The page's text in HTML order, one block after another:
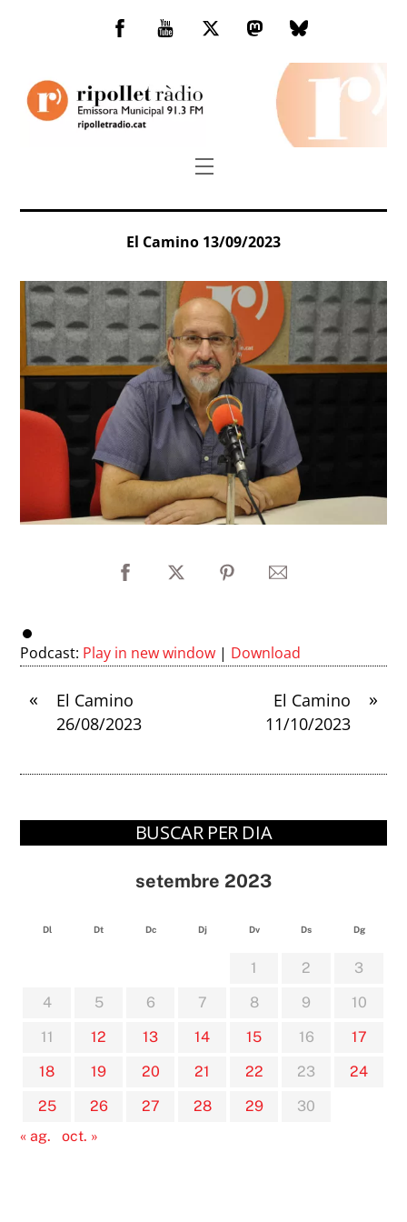
Facebook
You
TwitterMastodonBluesky
Menu
El Camino 13/09/2023
Podcast: Play in new window | Download
«
El Camino
26/08/2023
»
El Camino
11/10/2023
BUSCAR PER DIA
setembre 2023
Dl Dt Dc Dj Dv Ds Dg
1 2
3
4
5 6 7 8 9
10
11
12 13 14 15 16
17
18
19 20 21 22 23
24
25
26 27 28 29
30
« ag.
oct. »